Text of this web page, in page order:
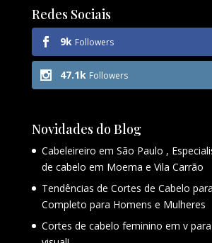
Redes Sociais
9k Followers
47.1k Followers
Novidades do Blog
Cabeleireiro em São Paulo ,
de cabelo em Moema e Vila Carrão
Tendências de Cortes de Cabelo
Completo para Homens e Mulheres
Cortes de cabelo feminino em v